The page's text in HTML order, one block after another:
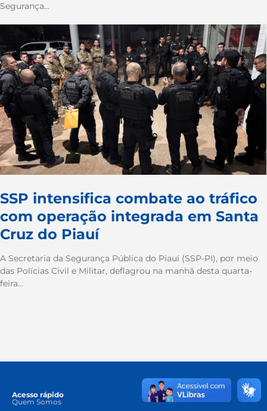
Segurança...
SSP intensifica combate ao tráfico
com operação integrada em Santa
Cruz do Piauí
A Secretaria da Segurança Pública do Piauí (SSP-PI), por meio
das Polícias Civil e Militar, deflagrou na manhã desta quarta-
feira...
Acesso rápido
Quem Somos